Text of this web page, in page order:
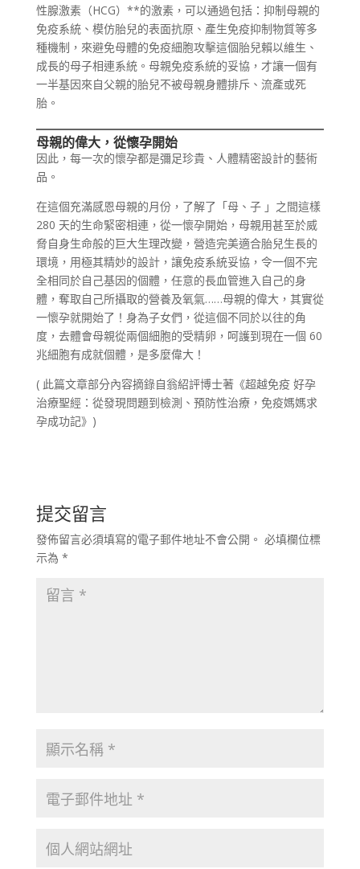
性腺激素（HCG）**的激素，可以通過包括：抑制母親的
免疫系統、模仿胎兒的表面抗原、產生免疫抑制物質等多
種機制，來避免母體的免疫細胞攻擊這個胎兒賴以維生、
成長的母子相連系統。母親免疫系統的妥協，才讓一個有
一半基因來自父親的胎兒不被母親身體排斥、流產或死
胎。
母親的偉大，從懷孕開始
因此，每一次的懷孕都是彌足珍貴、人體精密設計的藝術
品。
在這個充滿感恩母親的月份，了解了「母、子 」之間這樣
280 天的生命緊密相連，從一懷孕開始，母親用甚至於威
脅自身生命般的巨大生理改變，營造完美適合胎兒生長的
環境，用極其精妙的設計，讓免疫系統妥協，令一個不完
全相同於自己基因的個體，任意的長血管進入自己的身
體，奪取自己所攝取的營養及氧氣……母親的偉大，其實從
一懷孕就開始了！身為子女們，從這個不同於以往的角
度，去體會母親從兩個細胞的受精卵，呵護到現在一個 60
兆細胞有成就個體，是多麼偉大！
( 此篇文章部分內容摘錄自翁紹評博士著《超越免疫 好孕
治療聖經：從發現問題到檢測、預防性治療，免疫媽媽求
孕成功記》)
提交留言
發佈留言必須填寫的電子郵件地址不會公開。 必填欄位標
示為 *